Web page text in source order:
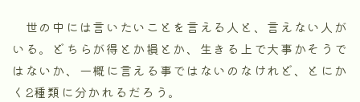
世の中には言いたいことを言える人と、言えない人が
いる。どちらが得とか損とか、生きる上で大事かそうで
はないか、一概に言える事ではないのなけれど、とにか
く2種類に分かれるだろう。